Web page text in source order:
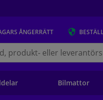
ÅNGERRÄTT BESTÄLL
Bilmattor